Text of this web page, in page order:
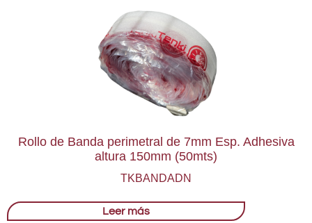
Rollo de Banda perimetral de 7mm Esp. Adhesiva
altura 150mm (50mts)
TKBANDADN
Leer más